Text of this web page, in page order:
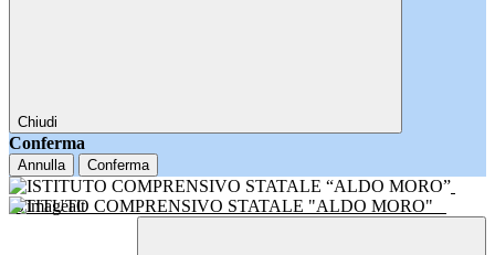
Chiudi
Conferma
Annulla Conferma
ISTITUTO COMPRENSIVO STATALE "ALDO MORO"